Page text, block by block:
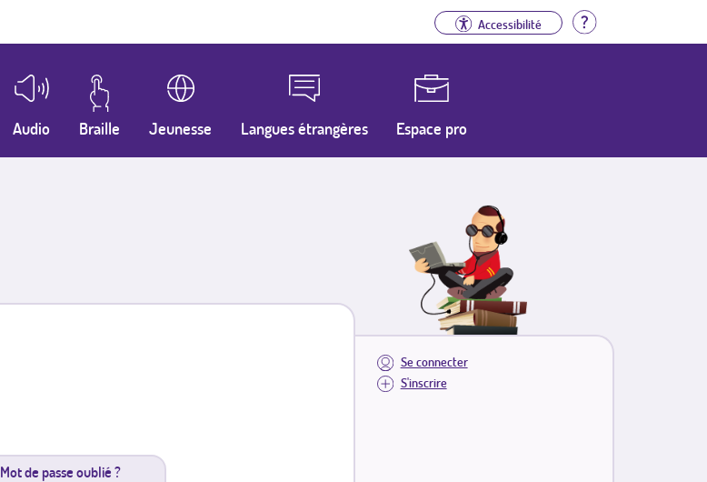
Accessibilité Aide
Audio Braille Jeunesse Langues étrangères Espace pro
Se connecter
S'inscrire
Mot de passe oublié ?